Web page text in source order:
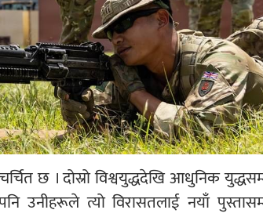
छ । दोस्रो विश्वयुद्धदेखि आधुनिक
उनीहरूले त्यो विरासतलाई नयाँ